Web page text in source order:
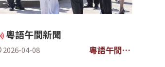
粵語午間新聞
2026-04-08
粵語午間新